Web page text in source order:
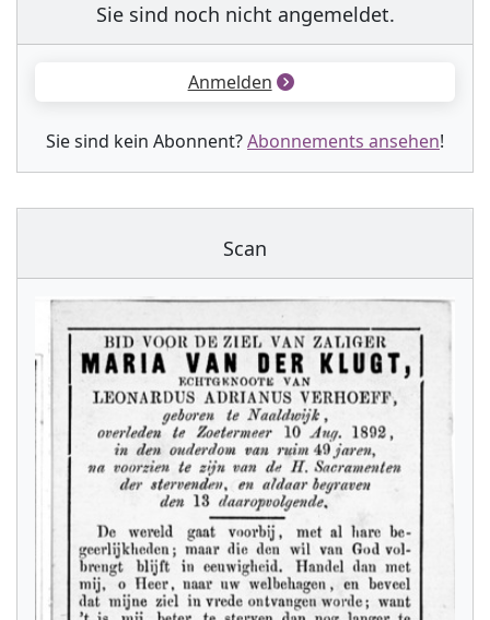
Sie sind noch nicht angemeldet.
Anmelden
Sie sind kein Abonnent?Abonnements ansehen!
Scan